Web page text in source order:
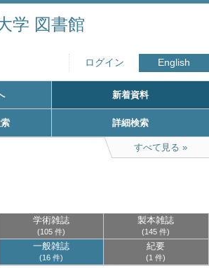
学 図書館
ログイン English
新着資料
詳細検索
すべて見る
学術雑誌
105 件
製本雑誌
145 件
一般雑誌
16 件
紀要
1 件